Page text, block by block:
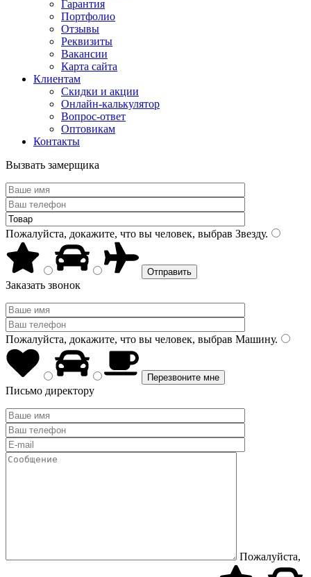
Гарантия
Портфолио
Отзывы
Реквизиты
Вакансии
Карта сайта
Клиентам
Скидки и акции
Онлайн-калькулятор
Вопрос-ответ
Оптовикам
Контакты
Вызвать замерщика
Пожалуйста, докажите, что вы человек, выбрав Звезду.
Заказать звонок
Пожалуйста, докажите, что вы человек, выбрав Машину.
Письмо директору
Пожалуйста,